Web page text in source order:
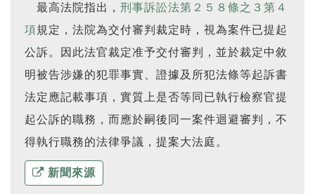
最高法院指出， 刑事訴訟法第２５８條之３第４
項規定，法院為交付審判裁定時，視為案件已提起
公訴。因此法官裁定准予交付審判，並於裁定中敘
明被告涉嫌的犯罪事實、證據及所犯法條等起訴書
法定應記載事項，實質上是否等同已執行檢察官提
起公訴的職務，而應於嗣後同一案件迴避審判，不
得執行職務的法律爭議，提案大法庭。
新聞來源